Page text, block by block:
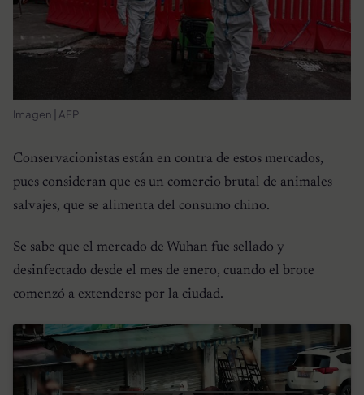
Imagen | AFP
Conservacionistas están en contra de estos mercados,
pues consideran que es un comercio brutal de animales
salvajes, que se alimenta del consumo chino.
Se sabe que el mercado de Wuhan fue sellado y
desinfectado desde el mes de enero, cuando el brote
comenzó a extenderse por la ciudad.